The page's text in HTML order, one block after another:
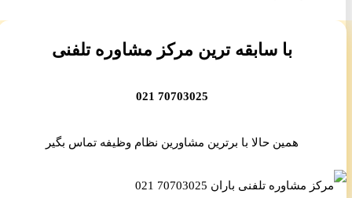
با سابقه ترین مرکز مشاوره تلفنی
70703025 021
همین حالا با برترین مشاورین نظام وظیفه تماس بگیر